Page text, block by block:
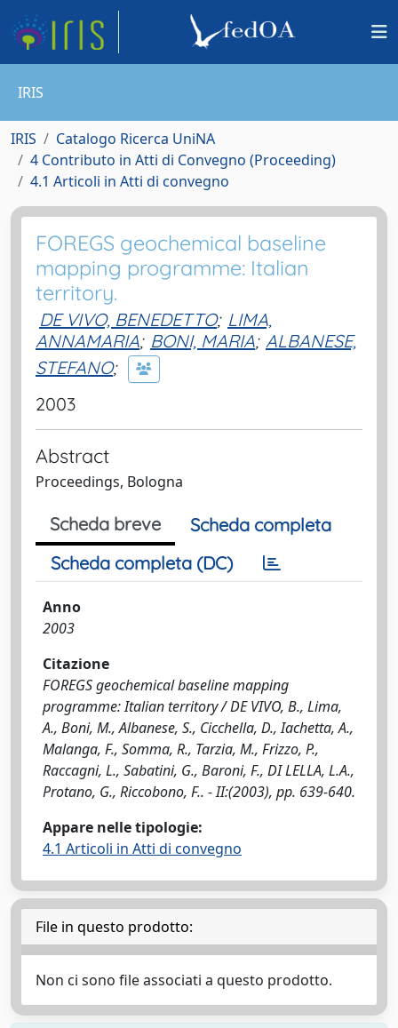
IRIS
IRIS
Catalogo Ricerca UniNA
4 Contributo in Atti di Convegno (Proceeding)
4.1 Articoli in Atti di convegno
FOREGS geochemical baseline
mapping programme: Italian
territory.
DE VIVO, BENEDETTO; LIMA,
ANNAMARIA; BONI, MARIA; ALBANESE,
STEFANO;
2003
Abstract
Proceedings, Bologna
Scheda breve
Scheda completa
Scheda completa (DC)
Anno
2003
Citazione
FOREGS geochemical baseline mapping
programme: Italian territory / DE VIVO, B., Lima,
A., Boni, M., Albanese, S., Cicchella, D., Iachetta, A.,
Malanga, F., Somma, R., Tarzia, M., Frizzo, P.,
Raccagni, L., Sabatini, G., Baroni, F., DI LELLA, L.A.,
Protano, G., Riccobono, F.. - II:(2003), pp. 639-640.
Appare nelle tipologie:
4.1 Articoli in Atti di convegno
File in questo prodotto:
Non ci sono file associati a questo prodotto.